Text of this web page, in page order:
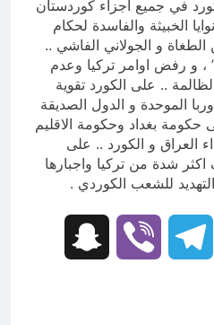
في جميع اجزاء كوردستان
الخبيثة والفاسدة لحكام
الطغاة و الجولاني الفاشي ..
و رفض اوامر تركيا وعدم
الظالمة .. على الكورد تقوية
الموحدة و الدول الصديقة
بغداد وحكومة الاقليم
العراق و الكورد .. على
شدة من تركيا واجبارها
للشعب الكوردي .
WhatsApp
Telegram
Viber